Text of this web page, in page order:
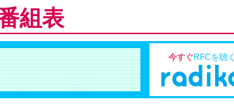
組表
今すぐRFCを聴く